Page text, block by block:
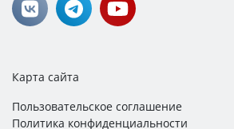
Карта сайта
Пользовательское соглашение
Политика конфиденциальности